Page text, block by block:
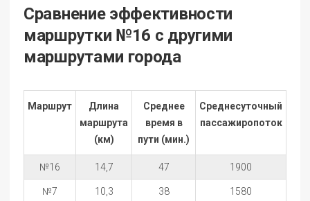
Сравнение эффективности
маршрутки №16 с другими
маршрутами города
Маршрут
Длина
маршрута
(км)
Среднее
время в
пути (мин.)
Среднесуточный
пассажиропоток
№16 14,7 47 1900
№7 10,3 38 1580